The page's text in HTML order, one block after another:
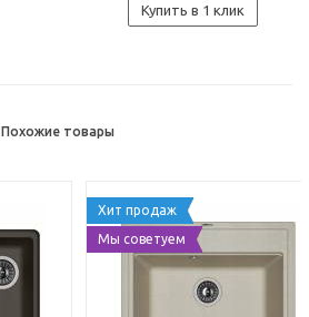
Купить в 1 клик
Похожие товары
Хит продаж
Мы советуем